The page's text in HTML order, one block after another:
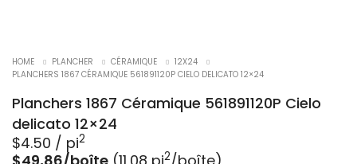
HOME PLANCHER CÉRAMIQUE
12X24
PLANCHERS 1867 CÉRAMIQUE 561891120P CIELO DELICATO 12×24
Planchers 1867 Céramique 561891120P Cielo
delicato 12×24
$4.50 / pi2
2